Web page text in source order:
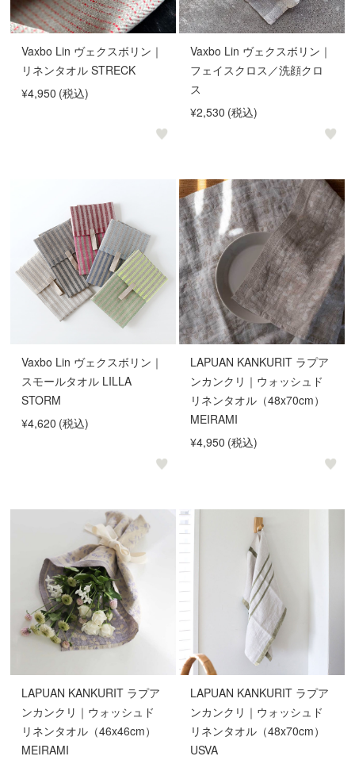
Vaxbo Lin ヴェクスボリン｜
リネンタオル STRECK
¥4,950 (税込)
Vaxbo Lin ヴェクスボリン｜
フェイスクロス／洗顔クロ
ス
¥2,530 (税込)
Vaxbo Lin ヴェクスボリン｜
スモールタオル LILLA
STORM
¥4,620 (税込)
LAPUAN KANKURIT ラプア
ンカンクリ｜ウォッシュド
リネンタオル（48x70cm）
MEIRAMI
¥4,950 (税込)
LAPUAN KANKURIT ラプア
ンカンクリ｜ウォッシュド
リネンタオル（46x46cm）
MEIRAMI
LAPUAN KANKURIT ラプア
ンカンクリ｜ウォッシュド
リネンタオル（48x70cm）
USVA